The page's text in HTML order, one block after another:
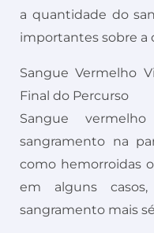
a quantidade do
importantes sobre a
Sangue Vermelho
Final do Percurso
Sangue
sangramento na
como hemorroidas
em alguns
sangramento mais